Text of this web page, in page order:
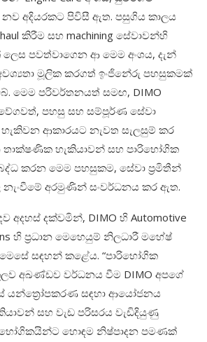
අදියරකට පිවිසී ඇත. පසුගිය කාලය
කිරීම සහ machining සේවාවන්හි
පවත්වාගෙන ආ මෙම අංශය, දැන්
මූලික කරගත් ඉංජිනේරු පහසුකමක්
මෙම පරිවර්තනයත් සමඟ, DIMO
වේගවත්, පහසු සහ සම්පූර්ණ සේවා
හැකිවන ආකාරයට නැවත සැලසුම් කර
හැකියාවන් සහ පාරිභෝගික
කරන මෙම පහසුකම, සේවා ප්‍රමිතීන්
අරමුණින් සංවර්ධනය කර ඇත.
අදහස් දක්වමින්, DIMO හි Automotive
හි ප්‍රධාන මෙහෙයුම් නිලධාරී මහේෂ්
සඳහන් කළේය. “පාරිභෝගික
අඛණ්ඩව වර්ධනය වීම DIMO අපගේ
යන්ත්‍රෝපකරණ සඳහා ආයෝජනය
සහ වැඩ පරිසරය වැඩිදියුණු
හොඳම නිෂ්පාදන පමණක්